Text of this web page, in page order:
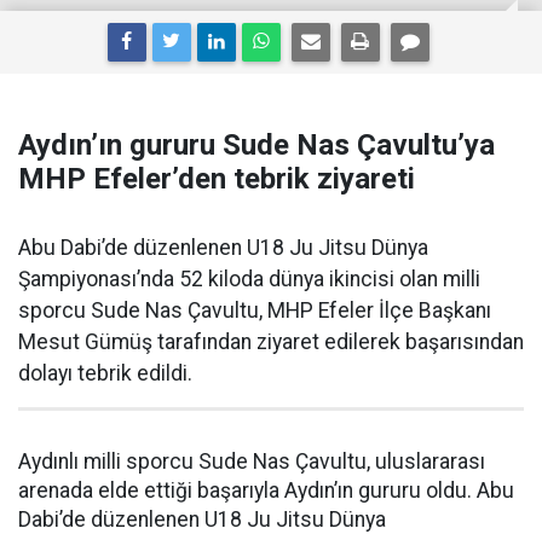
Aydın’ın gururu Sude Nas Çavultu’ya
MHP Efeler’den tebrik ziyareti
Abu Dabi’de düzenlenen U18 Ju Jitsu Dünya
Şampiyonası’nda 52 kiloda dünya ikincisi olan milli
sporcu Sude Nas Çavultu, MHP Efeler İlçe Başkanı
Mesut Gümüş tarafından ziyaret edilerek başarısından
dolayı tebrik edildi.
Aydınlı milli sporcu Sude Nas Çavultu, uluslararası
arenada elde ettiği başarıyla Aydın’ın gururu oldu. Abu
Dabi’de düzenlenen U18 Ju Jitsu Dünya